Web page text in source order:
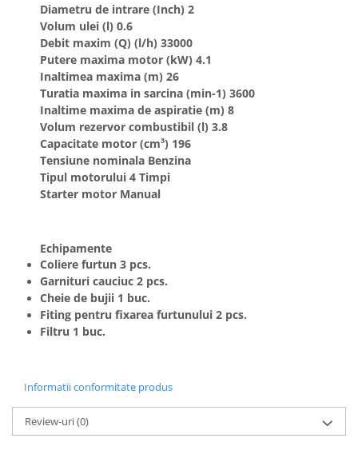
Diametru de intrare (Inch) 2
Volum ulei (l) 0.6
Debit maxim (Q) (l/h) 33000
Putere maxima motor (kW) 4.1
Inaltimea maxima (m) 26
Turatia maxima in sarcina (min-1) 3600
Inaltime maxima de aspiratie (m) 8
Volum rezervor combustibil (l) 3.8
Capacitate motor (cm³) 196
Tensiune nominala Benzina
Tipul motorului 4 Timpi
Starter motor Manual
Echipamente
Coliere furtun 3 pcs.
Garnituri cauciuc 2 pcs.
Cheie de bujii 1 buc.
Fiting pentru fixarea furtunului 2 pcs.
Filtru 1 buc.
Informatii conformitate produs
Review-uri(0)